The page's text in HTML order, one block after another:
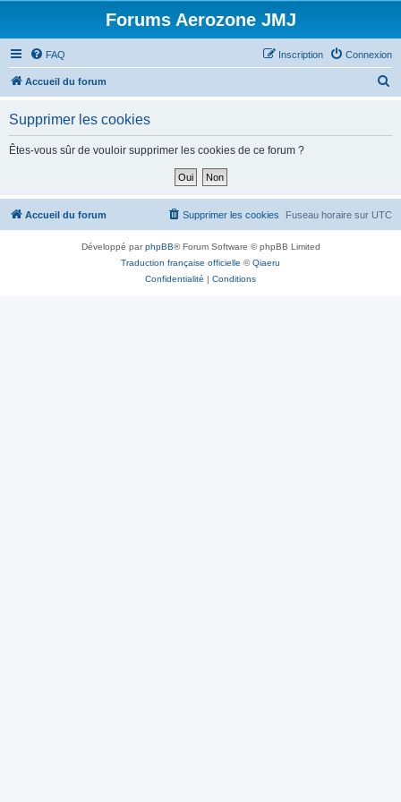
Forums Aerozone JMJ
FAQ Connexion
Inscription
Accueil du forum
h
Supprimer les cookies
Êtes-vous sûr de vouloir supprimer les cookies de ce forum ?
Accueil du forum Fuseau horaire sur UTC
Supprimer les cookies
Développé parphpBB® Forum Software © phpBB Limited
Traduction française officielle ©Qiaeru
Confidentialité | Conditions